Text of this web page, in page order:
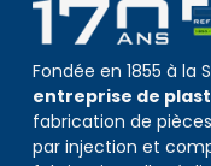
Fondée en 1855 à la
entreprise de
fabrication de
par injection et